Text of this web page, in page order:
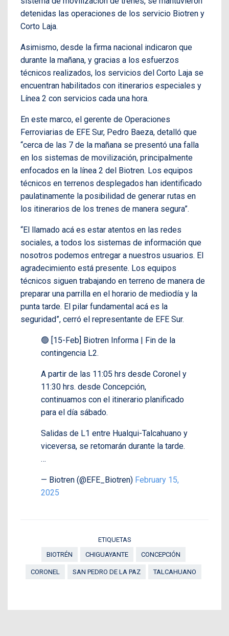
detenidas las operaciones de los servicio Biotren y
Corto Laja.
Asimismo, desde la firma nacional indicaron que
durante la mañana, y gracias a los esfuerzos
técnicos realizados, los servicios del Corto Laja se
encuentran habilitados con itinerarios especiales y
Línea 2 con servicios cada una hora.
En este marco, el gerente de Operaciones
Ferroviarias de EFE Sur, Pedro Baeza, detalló que
“cerca de las 7 de la mañana se presentó una falla
en los sistemas de movilización, principalmente
enfocados en la línea 2 del Biotren. Los equipos
técnicos en terrenos desplegados han identificado
paulatinamente la posibilidad de generar rutas en
los itinerarios de los trenes de manera segura”.
“El llamado acá es estar atentos en las redes
sociales, a todos los sistemas de información que
nosotros podemos entregar a nuestros usuarios. El
agradecimiento está presente. Los equipos
técnicos siguen trabajando en terreno de manera de
preparar una parrilla en el horario de mediodía y la
punta tarde. El pilar fundamental acá es la
seguridad”, cerró el representante de EFE Sur.
🟢 [15-Feb] Biotren Informa | Fin de la
contingencia L2.
A partir de las 11:05 hrs desde Coronel y
11:30 hrs. desde Concepción,
continuamos con el itinerario planificado
para el día sábado.
Salidas de L1 entre Hualqui-Talcahuano y
viceversa, se retomarán durante la tarde.
…
— Biotren (@EFE_Biotren) February 15,
2025
ETIQUETAS
BIOTRÉN
CHIGUAYANTE CONCEPCIÓN
CORONEL SAN PEDRO DE LA PAZ TALCAHUANO